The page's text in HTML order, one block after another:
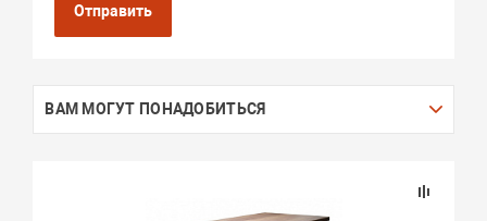
Отправить
ВАМ МОГУТ ПОНАДОБИТЬСЯ